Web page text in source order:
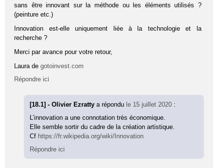
sans être innovant sur la méthode ou les éléments utilisés ?
(peinture etc.)
Innovation est-elle uniquement liée à la technologie et la
recherche ?
Merci par avance pour votre retour,
Laura degotoinvest.com
Répondre ici
[18.1] - Olivier Ezrattya répondu le 15 juillet 2020 :
L’innovation a une connotation très économique.
Elle semble sortir du cadre de la création artistique.
Cf https://fr.wikipedia.org/wiki/Innovation
Répondre ici